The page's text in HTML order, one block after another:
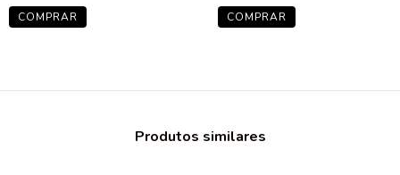
COMPRAR COMPRAR
Produtos similares